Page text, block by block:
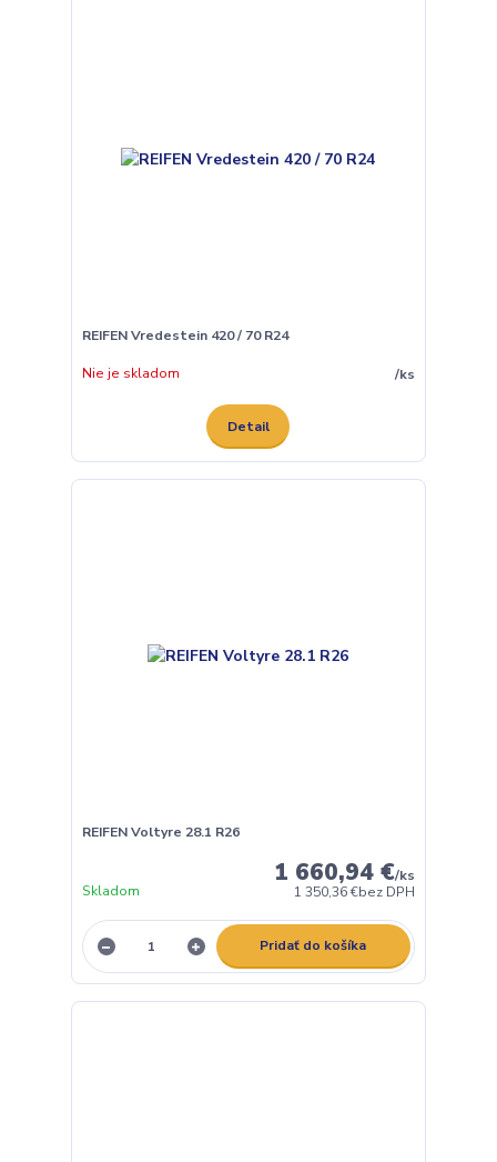
REIFEN Vredestein 420 / 70 R24
/ks
Nie je skladom
Detail
REIFEN Voltyre 28.1 R26
1 660,94 €/ks
1 350,36 €bez DPH
Skladom
Pridať do košíka